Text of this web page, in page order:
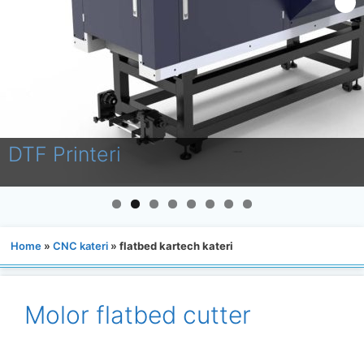
Laminatori
Home » CNC kateri » flatbed kartech kateri
Molor flatbed cutter